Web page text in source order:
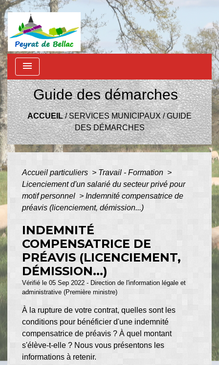
menu
Guide des démarches
ACCUEIL/SERVICES MUNICIPAUX/GUIDE
DES DÉMARCHES
Accueil particuliers > Travail - Formation >
Licenciement d'un salarié du secteur privé pour
motif personnel > Indemnité compensatrice de
préavis (licenciement, démission...)
INDEMNITÉ
COMPENSATRICE DE
PRÉAVIS (LICENCIEMENT,
DÉMISSION...)
Vérifié le 05 Sep 2022 - Direction de l'information légale et
administrative (Première ministre)
À la rupture de votre contrat, quelles sont les
conditions pour bénéficier d'une indemnité
compensatrice de préavis ? À quel montant
s'élève-t-elle ? Nous vous présentons les
informations à retenir.